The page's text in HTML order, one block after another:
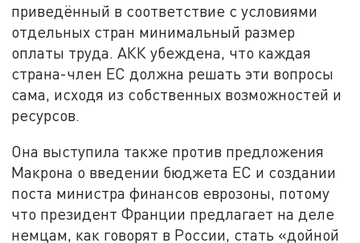
приведённый в соответствие с условиями
отдельных стран минимальный размер
оплаты труда. АКК убеждена, что каждая
страна-член ЕС должна решать эти вопросы
сама, исходя из собственных возможностей и
ресурсов.
Она выступила также против предложения
Макрона о введении бюджета ЕС и создании
поста министра финансов еврозоны, потому
что президент Франции предлагает на деле
немцам, как говорят в России, стать «дойной